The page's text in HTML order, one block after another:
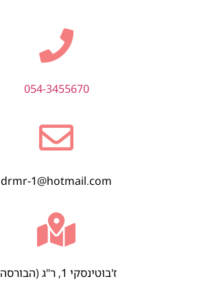
054-3455670
drmr-1@hotmail.com
ז'בוטינסקי 1, ר"ג (הבורסה)